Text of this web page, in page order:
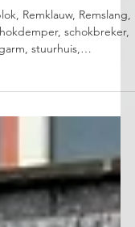
Remklauw, Remslang,
schokbreker,